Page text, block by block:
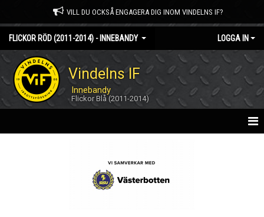
VILL DU OCKSÅ ENGAGERA DIG INOM VINDELNS IF?
FLICKOR RÖD (2011-2014) - INNEBANDY LOGGA IN
Vindelns IF
Innebandy
Flickor Blå (2011-2014)